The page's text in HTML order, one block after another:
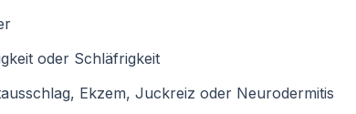
oder Schläfrigkeit
Ekzem, Juckreiz oder Neurodermitis